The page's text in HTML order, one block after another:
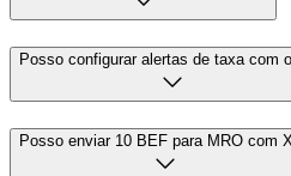
Posso configurar alertas de taxa com
Posso enviar 10 BEF para MRO com